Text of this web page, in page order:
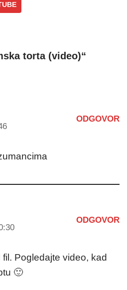
torta (video)“
ODGOVOR
ODGOVOR
Pogledajte video, kad
🙂